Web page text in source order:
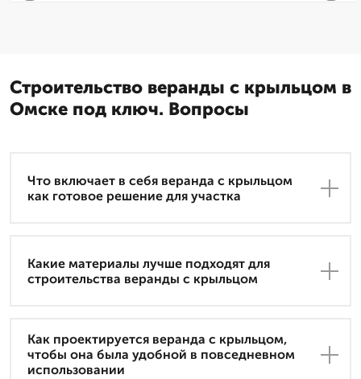
Строительство веранды с крыльцом в
Омске под ключ. Вопросы
Что включает в себя веранда с крыльцом
как готовое решение для участка
Какие материалы лучше подходят для
строительства веранды с крыльцом
Как проектируется веранда с крыльцом,
чтобы она была удобной в повседневном
использовании